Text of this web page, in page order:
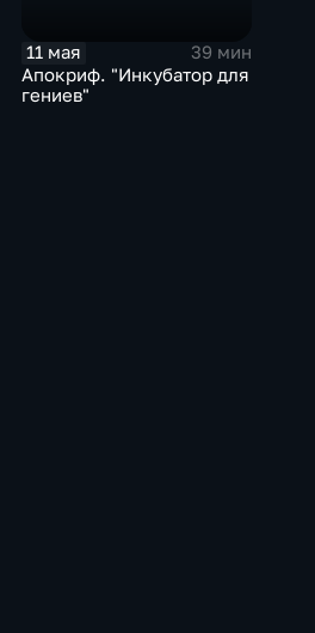
11 мая
39 мин
Апокриф. "Инкубатор для
гениев"